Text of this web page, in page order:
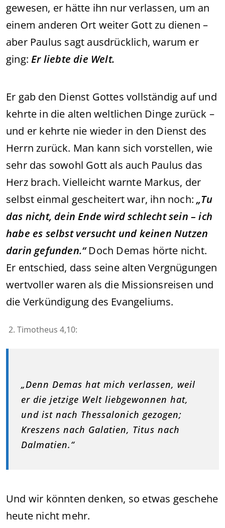
gewesen, er hätte ihn nur verlassen, um an
einem anderen Ort weiter Gott zu dienen –
aber Paulus sagt ausdrücklich, warum er
ging:Er liebte die Welt.
Er gab den Dienst Gottes vollständig auf und
kehrte in die alten weltlichen Dinge zurück –
und er kehrte nie wieder in den Dienst des
Herrn zurück. Man kann sich vorstellen, wie
sehr das sowohl Gott als auch Paulus das
Herz brach. Vielleicht warnte Markus, der
selbst einmal gescheitert war, ihn noch:„Tu
das nicht, dein Ende wird schlecht sein – ich
habe es selbst versucht und keinen Nutzen
darin gefunden.“Doch Demas hörte nicht.
Er entschied, dass seine alten Vergnügungen
wertvoller waren als die Missionsreisen und
die Verkündigung des Evangeliums.
Timotheus 4,10:
„Denn Demas hat mich verlassen, weil
er die jetzige Welt liebgewonnen hat,
und ist nach Thessalonich gezogen;
Kreszens nach Galatien, Titus nach
Dalmatien.“
Und wir könnten denken, so etwas geschehe
heute nicht mehr.